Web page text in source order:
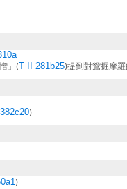
」(T II 281b25)提到對鴛掘摩
)
)